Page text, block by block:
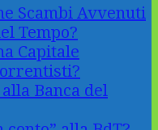
Scambi Avvenuti
Tempo?
Capitale
Banca del